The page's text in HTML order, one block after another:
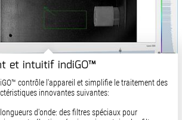
et intuitif indiGO™
contrôle l'appareil et simplifie le traitement des
innovantes suivantes:
d'onde: des filtres spéciaux pour